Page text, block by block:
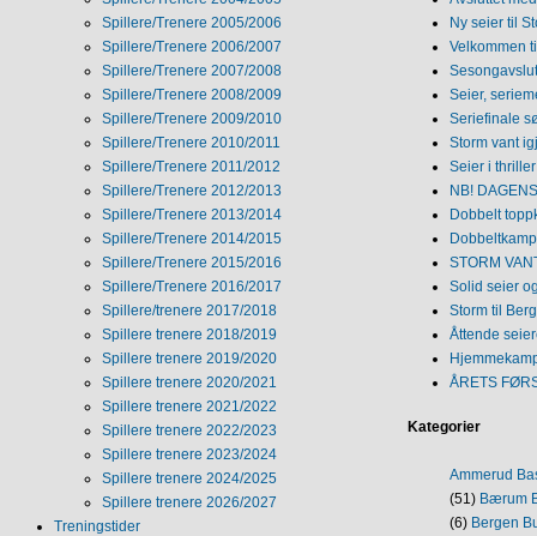
Spillere/Trenere 2005/2006
Spillere/Trenere 2006/2007
Spillere/Trenere 2007/2008
Spillere/Trenere 2008/2009
Spillere/Trenere 2009/2010
Spillere/Trenere 2010/2011
Spillere/Trenere 2011/2012
Spillere/Trenere 2012/2013
Spillere/Trenere 2013/2014
Spillere/Trenere 2014/2015
Spillere/Trenere 2015/2016
Spillere/Trenere 2016/2017
Spillere/trenere 2017/2018
Spillere trenere 2018/2019
Spillere trenere 2019/2020
Spillere trenere 2020/2021
Spillere trenere 2021/2022
Spillere trenere 2022/2023
Spillere trenere 2023/2024
Spillere trenere 2024/2025
Spillere trenere 2026/2027
Treningstider
Ny seier til
Velkommen
Seier,
Seriefinale
Storm vant
Seier i
NB!
Dobbelt
STORM
Solid seier
Storm til
Åttende
ÅRETS
Kategorier
Ammerud
(51) Bærum
(6) Bergen